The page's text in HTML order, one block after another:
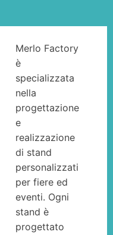
Merlo Factory
è
specializzata
nella
progettazione
e
realizzazione
di stand
personalizzati
per fiere ed
eventi. Ogni
stand è
progettato